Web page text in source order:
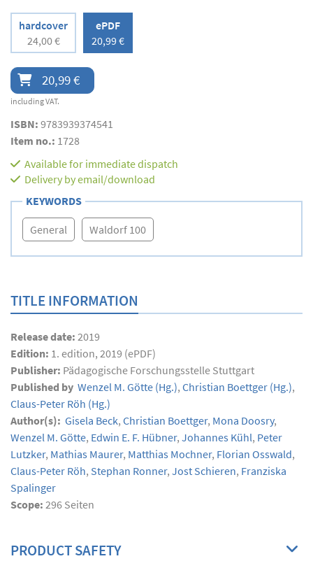
hardcover
24,00 €
ePDF
20,99 €
20,99 €
including VAT.
ISBN: 9783939374541
Item no.: 1728
Available for immediate dispatch
Delivery by email/download
KEYWORDS
General Waldorf 100
TITLE INFORMATION
Release date: 2019
Edition: 1. edition, 2019 (ePDF)
Publisher: Pädagogische Forschungsstelle Stuttgart
Published by Wenzel M. Götte (Hg.), Christian Boettger (Hg.),
Claus-Peter Röh (Hg.)
Author(s): Gisela Beck, Christian Boettger, Mona Doosry,
Wenzel M. Götte, Edwin E. F. Hübner, Johannes Kühl, Peter
Lutzker, Mathias Maurer, Matthias Mochner, Florian Osswald,
Claus-Peter Röh, Stephan Ronner, Jost Schieren, Franziska
Spalinger
Scope: 296 Seiten
PRODUCT SAFETY